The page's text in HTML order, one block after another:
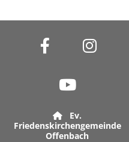

Ev.
Friedenskirchengemeinde
Offenbach